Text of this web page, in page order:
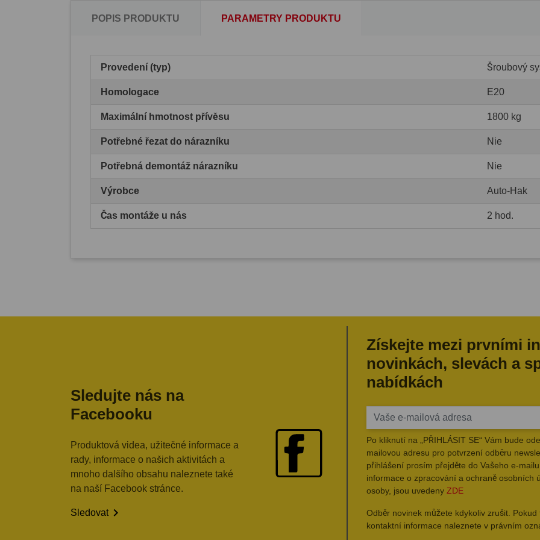
POPIS PRODUKTU PARAMETRY PRODUKTU
Provedení (typ) Šroubový
Homologace E20
Maximální hmotnost přívěsu 1800 kg
Potřebné řezat do nárazníku Nie
Potřebná demontáž nárazníku Nie
Výrobce Auto-Hak
Čas montáže u nás 2 hod.
Sledujte nás na
Facebooku
Produktová videa, užitečné informace a
rady, informace o našich aktivitách a
mnoho dalšího obsahu naleznete také
na naší Facebook stránce.
Sledovat
Získejte mezi prvními
novinkách, slevách a
nabídkách
Po kliknutí na „PŘIHLÁSIT SE“ Vám bude
mailovou adresu pro potvrzení odběru
přihlášení prosím přejděte do Vašeho e-
informace o zpracování a ochraně osobních
osoby, jsou uvedeny ZDE
Odběr novinek můžete kdykoliv zrušit.
kontaktní informace naleznete v právním